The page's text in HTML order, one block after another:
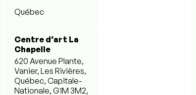
Québec
Centre d’art La
Chapelle
620 Avenue Plante,
Vanier, Les Rivières,
Québec, Capitale-
Nationale, G1M 3M2,